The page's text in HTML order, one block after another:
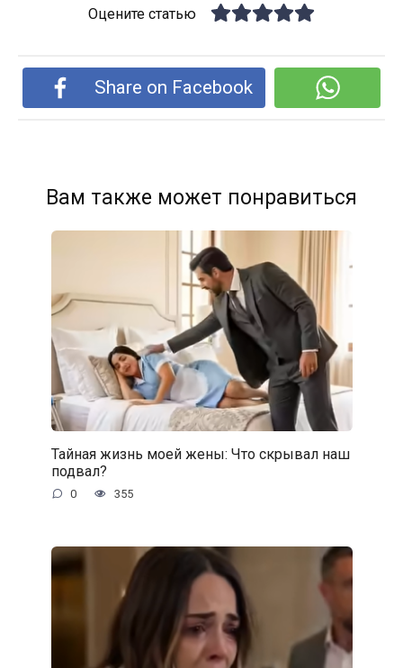
Оцените статью
Share on Facebook
Вам также может понравиться
Тайная жизнь моей жены: Что скрывал наш
подвал?
0 355